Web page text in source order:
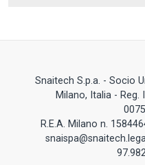
Snaitech S.p.a. - Socio
Milano, Italia -
R.E.A. Milano n.